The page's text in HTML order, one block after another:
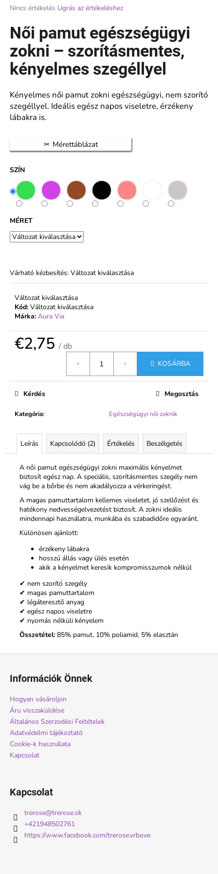
A
átlagos
értékelése
ből
0,0
csillag.
Nincs értékelés Ugrás az értékeléshez
Női pamut egészségügyi
zokni – szorításmentes,
kényelmes szegéllyel
Kényelmes női pamut zokni egészségügyi, nem szorító
szegéllyel. Ideális egész napos viseletre, érzékeny
lábakra is.
Mérettáblázat
SZÍN
MÉRET
Várható kézbesítés: Változat kiválasztása
Változat kiválasztása
Kód: Változat kiválasztása
Márka: Aura Via
€2,75 / db
KOSÁRBA
Kategória: Egészségügyi női zoknik
Kérdés Megosztás
Leírás Kapcsolódó (2) Értékelés Beszélgetés
A női pamut egészségügyi zokni maximális kényelmet
biztosít egész nap. A speciális, szorításmentes szegély nem
vág be a bőrbe és nem akadályozza a vérkeringést.
A magas pamuttartalom kellemes viseletet, jó szellőzést és
hatékony nedvességelvezetést biztosít. A zokni ideális
mindennapi használatra, munkába és szabadidőre egyaránt.
Különösen ajánlott:
érzékeny lábakra
hosszú állás vagy ülés esetén
akik a kényelmet keresik kompromisszumok nélkül
✔ nem szorító szegély
✔ magas pamuttartalom
✔ légáteresztő anyag
✔ egész napos viseletre
✔ nyomás nélküli kényelem
Összetétel: 85% pamut, 10% poliamid, 5% elasztán
A
j
á
n
l
u
k
ZOKNI
DEN
ELASZTÁNNAL
2
PÁR
PELA
Információk Önnek
Hogyan vásároljon
Áru visszaküldése
Általános Szerzodési Feltételek
Adatvédelmi tájékoztató
Cookie-k használata
Kapcsolat
Kapcsolat
trerose@trerose.sk
+421948502761
https://www.facebook.com/trerose.vrbove